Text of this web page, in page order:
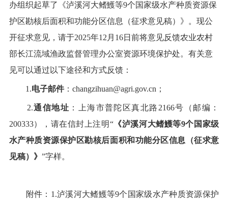
办组织起草了 《泸溪河大鳍鱯等9个国家级水产种质资源保
护区勘核后面积和功能分区信息
（征求意见稿） 》 。 现公
开征求意见，请于2025年12 月 16日前将意见反馈农业农村
部长江流域渔政监督管理办公室资源环境保护处。有关意
见可以通过以下途径和方式反馈：
1.电子邮件： changzihuan@agri.gov.cn ；
2.通信地址 ：上海市普陀区真北路 2166号（邮编：
200333），请在信封上注明“《泸溪河大鳍鱯等9个国家级
水产种质资源保护区勘核后面积和功能分区信息 （征求意
见稿） 》 ”字样。
附件： 1.泸溪河大鳍鱯等9个国家级水产种质资源保护